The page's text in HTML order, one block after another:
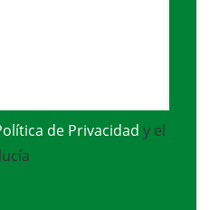
de Privacidad y el